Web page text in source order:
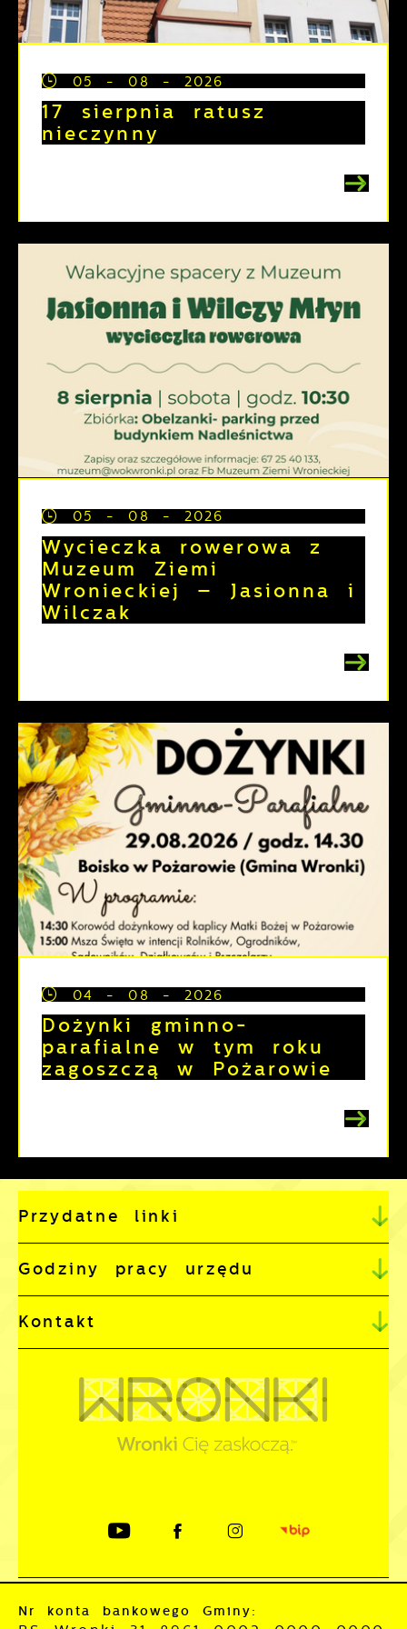
05 - 08 - 2026
17 sierpnia ratusz
nieczynny
05 - 08 - 2026
Wycieczka rowerowa z
Muzeum Ziemi
Wronieckiej – Jasionna i
Wilczak
04 - 08 - 2026
Dożynki gminno-
parafialne w tym roku
zagoszczą w Pożarowie
Przydatne linki
Godziny pracy urzędu
Kontakt
Nr konta bankowego Gminy: